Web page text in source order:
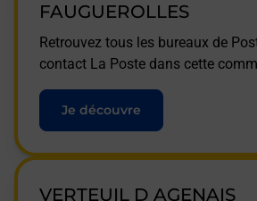
FAUGUEROLLES
Retrouvez tous les bureaux de
contact La Poste dans cette
Je découvre
VERTEUIL D AGENAIS